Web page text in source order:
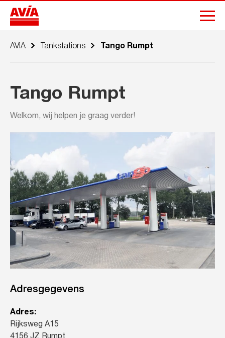
AVIA Tankstations Tango Rumpt
Tango Rumpt
Welkom, wij helpen je graag verder!
Adresgegevens
Adres:
Rijksweg A15
4156 JZ Rumpt